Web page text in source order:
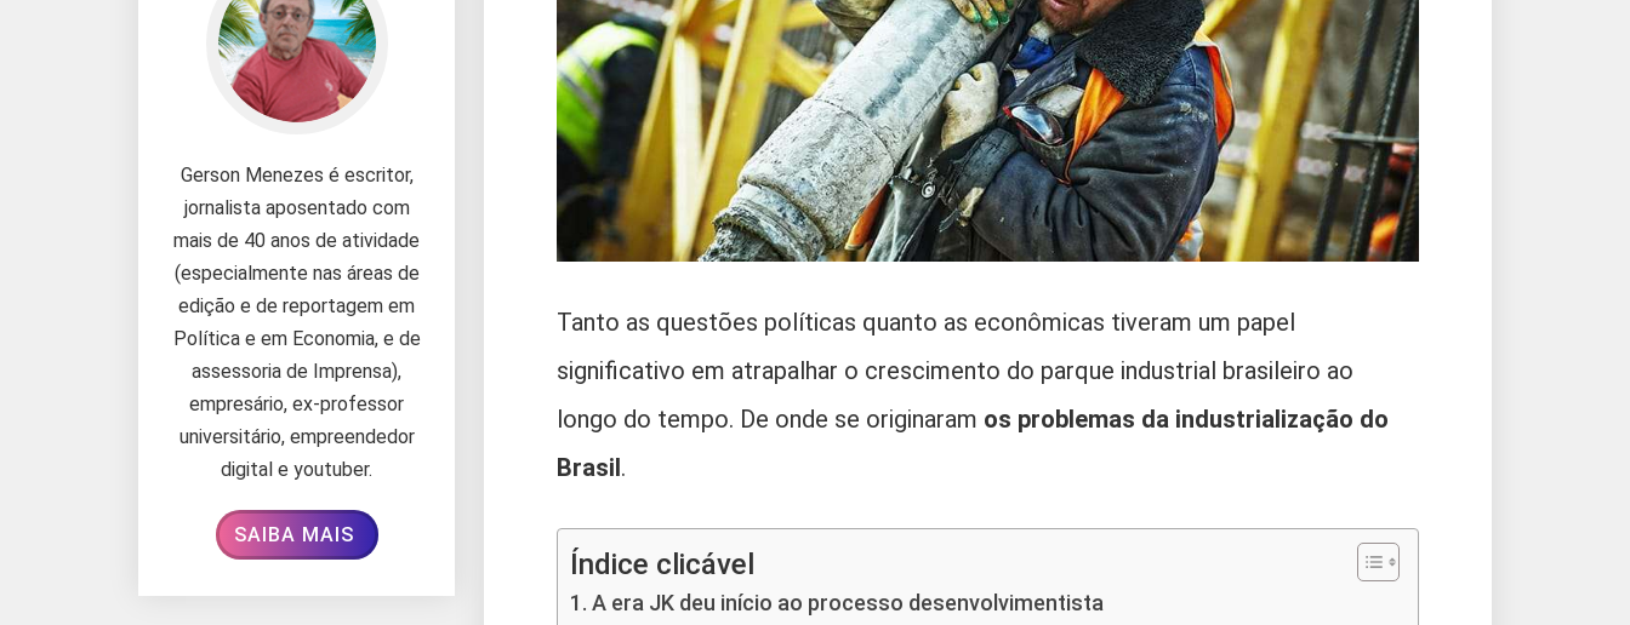
Tanto as questões políticas quanto as econômicas tiveram um papel
significativo em atrapalhar o crescimento do parque industrial brasileiro ao
longo do tempo. De onde se originaram os problemas da industrialização do
Brasil.
Índice clicável
A era JK deu início ao processo desenvolvimentista
Gerson Menezes é escritor,
jornalista aposentado com
mais de 40 anos de atividade
(especialmente nas áreas de
edição e de reportagem em
Política e em Economia, e de
assessoria de Imprensa),
empresário, ex-professor
universitário, empreendedor
digital e youtuber.
SAIBA MAIS